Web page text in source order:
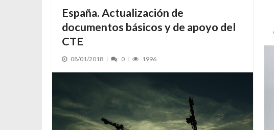
España. Actualización de
documentos básicos y de apoyo del
CTE
08/01/2018 0 1996